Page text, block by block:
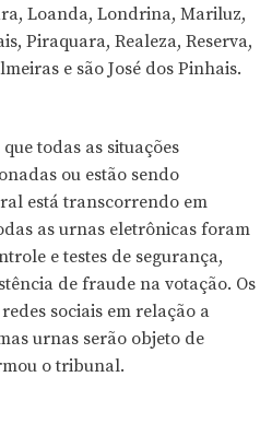
Loanda, Londrina, Mariluz,
Piraquara, Realeza, Reserva,
e são José dos Pinhais.
todas as situações
ou estão sendo
está transcorrendo em
as urnas eletrônicas foram
e testes de segurança,
de fraude na votação. Os
sociais em relação a
urnas serão objeto de
o tribunal.